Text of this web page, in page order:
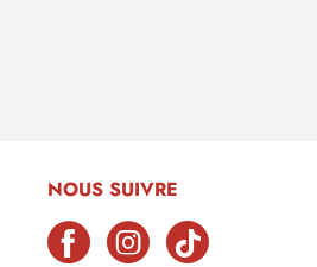
NOUS SUIVRE